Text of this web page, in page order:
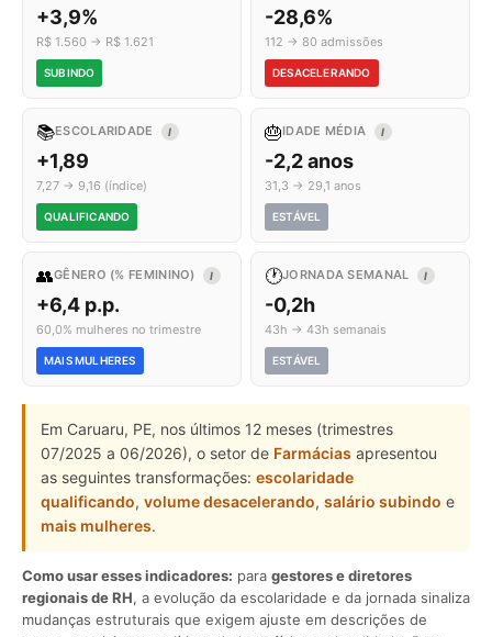
+3,9%
R$ 1.560 → R$ 1.621
SUBINDO
-28,6%
112 → 80 admissões
DESACELERANDO
📚ESCOLARIDADE I
+1,89
7,27 → 9,16 (índice)
QUALIFICANDO
🎂IDADE MÉDIA I
-2,2 anos
31,3 → 29,1 anos
ESTÁVEL
👥GÊNERO (% FEMININO) I
+6,4 p.p.
60,0% mulheres no trimestre
MAIS MULHERES
🕐JORNADA SEMANAL I
-0,2h
43h → 43h semanais
ESTÁVEL
Em Caruaru, PE, nos últimos 12 meses (trimestres
07/2025 a 06/2026), o setor de Farmácias apresentou
as seguintes transformações: escolaridade
qualificando, volume desacelerando, salário subindo e
mais mulheres.
Como usar esses indicadores: para gestores e diretores
regionais de RH, a evolução da escolaridade e da jornada sinaliza
mudanças estruturais que exigem ajuste em descrições de